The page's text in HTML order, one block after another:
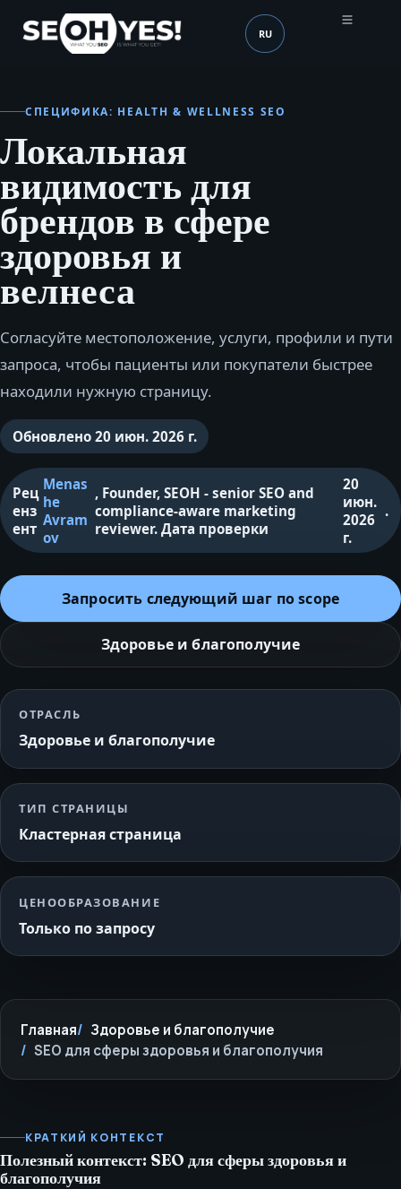
SEOH Язык (mobile header)
RU
СПЕЦИФИКА: HEALTH & WELLNESS SEO
Локальная
видимость для
брендов в сфере
здоровья и
велнеса
Согласуйте местоположение, услуги, профили и пути
запроса, чтобы пациенты или покупатели быстрее
находили нужную страницу.
Обновлено 20 июн. 2026 г.
Рец
енз
ент
Menas
he
Avram
ov
, Founder, SEOH - senior SEO and
compliance-aware marketing
reviewer. Дата проверки
20
июн.
2026
г.
.
Запросить следующий шаг по scope
Здоровье и благополучие
ОТРАСЛЬ
Здоровье и благополучие
ТИП СТРАНИЦЫ
Кластерная страница
ЦЕНООБРАЗОВАНИЕ
Только по запросу
Главная
Здоровье и благополучие
SEO для сферы здоровья и благополучия
КРАТКИЙ КОНТЕКСТ
Полезный контекст: SEO для сферы здоровья и
благополучия